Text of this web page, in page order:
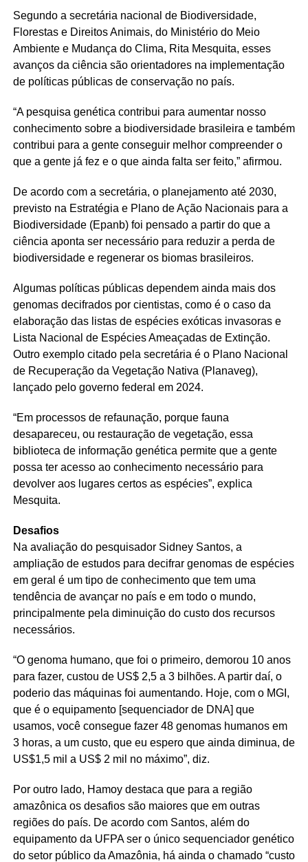
Segundo a secretária nacional de Biodiversidade,
Florestas e Direitos Animais, do Ministério do Meio
Ambiente e Mudança do Clima, Rita Mesquita, esses
avanços da ciência são orientadores na implementação
de políticas públicas de conservação no país.
“A pesquisa genética contribui para aumentar nosso
conhecimento sobre a biodiversidade brasileira e também
contribui para a gente conseguir melhor compreender o
que a gente já fez e o que ainda falta ser feito,” afirmou.
De acordo com a secretária, o planejamento até 2030,
previsto na Estratégia e Plano de Ação Nacionais para a
Biodiversidade (Epanb) foi pensado a partir do que a
ciência aponta ser necessário para reduzir a perda de
biodiversidade e regenerar os biomas brasileiros.
Algumas políticas públicas dependem ainda mais dos
genomas decifrados por cientistas, como é o caso da
elaboração das listas de espécies exóticas invasoras e
Lista Nacional de Espécies Ameaçadas de Extinção.
Outro exemplo citado pela secretária é o Plano Nacional
de Recuperação da Vegetação Nativa (Planaveg),
lançado pelo governo federal em 2024.
“Em processos de refaunação, porque fauna
desapareceu, ou restauração de vegetação, essa
biblioteca de informação genética permite que a gente
possa ter acesso ao conhecimento necessário para
devolver aos lugares certos as espécies”, explica
Mesquita.
Desafios
Na avaliação do pesquisador Sidney Santos, a
ampliação de estudos para decifrar genomas de espécies
em geral é um tipo de conhecimento que tem uma
tendência de avançar no país e em todo o mundo,
principalmente pela diminuição do custo dos recursos
necessários.
“O genoma humano, que foi o primeiro, demorou 10 anos
para fazer, custou de US$ 2,5 a 3 bilhões. A partir daí, o
poderio das máquinas foi aumentando. Hoje, com o MGI,
que é o equipamento [sequenciador de DNA] que
usamos, você consegue fazer 48 genomas humanos em
3 horas, a um custo, que eu espero que ainda diminua, de
US$1,5 mil a US$ 2 mil no máximo”, diz.
Por outro lado, Hamoy destaca que para a região
amazônica os desafios são maiores que em outras
regiões do país. De acordo com Santos, além do
equipamento da UFPA ser o único sequenciador genético
do setor público da Amazônia, há ainda o chamado “custo